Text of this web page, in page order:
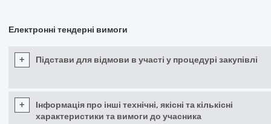
Електронні тендерні вимоги
+ Підстави для відмови в участі у процедурі закупівлі
+
Інформація про інші технічні, якісні та кількісні
характеристики та вимоги до учасника